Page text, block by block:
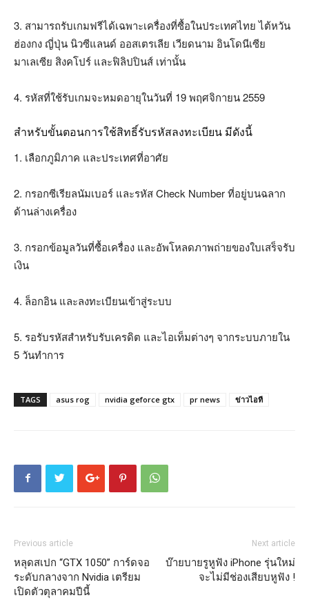
3. สามารถรับเกมฟรีได้เฉพาะเครื่องที่ซื้อในประเทศไทย ไต้หวัน
ฮ่องกง ญี่ปุ่น นิวซีแลนด์ ออสเตรเลีย เวียดนาม อินโดนีเซีย
มาเลเซีย สิงคโปร์ และฟิลิปปินส์ เท่านั้น
4. รหัสที่ใช้รับเกมจะหมดอายุในวันที่ 19 พฤศจิกายน 2559
สำหรับขั้นตอนการใช้สิทธิ์รับรหัสลงทะเบียน มีดังนี้
1. เลือกภูมิภาค และประเทศที่อาศัย
2. กรอกซีเรียลนัมเบอร์ และรหัส Check Number ที่อยู่บนฉลาก
ด้านล่างเครื่อง
3. กรอกข้อมูลวันที่ซื้อเครื่อง และอัพโหลดภาพถ่ายของใบเสร็จรับ
เงิน
4. ล็อกอิน และลงทะเบียนเข้าสู่ระบบ
5. รอรับรหัสสำหรับรับเครดิต และไอเท็มต่างๆ จากระบบภายใน
5 วันทำการ
TAGS asus rog nvidia geforce gtx pr news ข่าวไอที
Previous article
หลุดสเปก “GTX 1050” การ์ดจอ
ระดับกลางจาก Nvidia เตรียม
เปิดตัวตุลาคมปีนี้
Next article
บ๊ายบายรูหูฟัง iPhone รุ่นใหม่
จะไม่มีช่องเสียบหูฟัง !